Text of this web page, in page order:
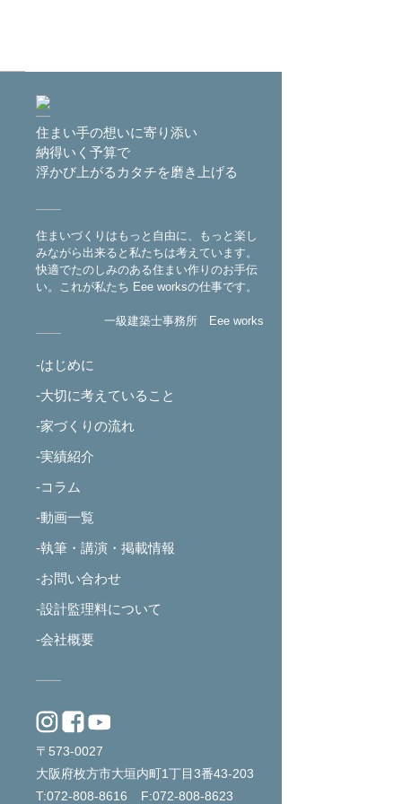
住まい手の想いに寄り添い
納得いく予算で
浮かび上がるカタチを磨き上げる
住まいづくりはもっと自由に、もっと楽し
みながら出来ると私たちは考えています。
快適でたのしみのある住まい作りのお手伝
い。これが私たち Eee worksの仕事です。
一級建築士事務所 Eee works
-はじめに
-大切に考えていること
-家づくりの流れ
-実績紹介
-コラム
-動画一覧
-執筆・講演・掲載情報
-お問い合わせ
-設計監理料について
-会社概要
〒573-0027
大阪府枚方市大垣内町1丁目3番43-203
T:072-808-8616
F:072-808-8623